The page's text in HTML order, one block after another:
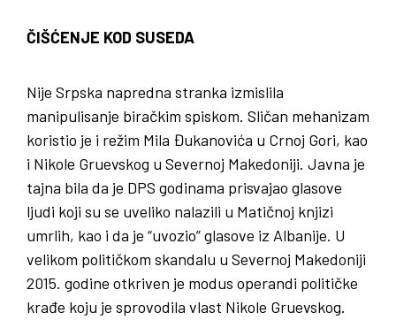
ČIŠĆENJE KOD SUSEDA
Nije Srpska napredna stranka izmislila
manipulisanje biračkim spiskom. Sličan mehanizam
koristio je i režim Mila Đukanovića u Crnoj Gori, kao
i Nikole Gruevskog u Severnoj Makedoniji. Javna je
tajna bila da je DPS godinama prisvajao glasove
ljudi koji su se uveliko nalazili u Matičnoj knjizi
umrlih, kao i da je “uvozio” glasove iz Albanije. U
velikom političkom skandalu u Severnoj Makedoniji
2015. godine otkriven je modus operandi političke
krađe koju je sprovodila vlast Nikole Gruevskog.